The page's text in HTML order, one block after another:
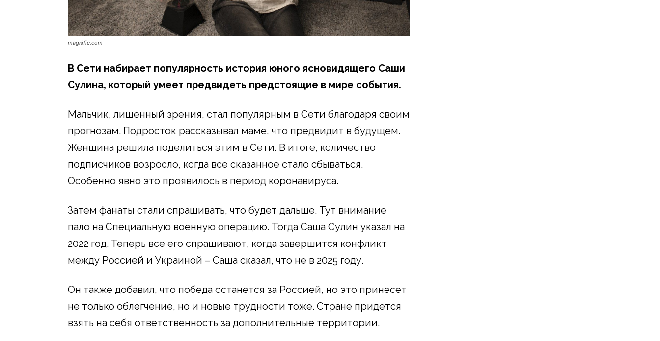
magnific.com
В Сети набирает популярность история юного ясновидящего Саши
Сулина, который умеет предвидеть предстоящие в мире события.
Мальчик, лишенный зрения, стал популярным в Сети благодаря своим
прогнозам. Подросток рассказывал маме, что предвидит в будущем.
Женщина решила поделиться этим в Сети. В итоге, количество
подписчиков возросло, когда все сказанное стало сбываться.
Особенно явно это проявилось в период коронавируса.
Затем фанаты стали спрашивать, что будет дальше. Тут внимание
пало на Специальную военную операцию. Тогда Саша Сулин указал на
2022 год. Теперь все его спрашивают, когда завершится конфликт
между Россией и Украиной – Саша сказал, что не в 2025 году.
Он также добавил, что победа останется за Россией, но это принесет
не только облегчение, но и новые трудности тоже. Стране придется
взять на себя ответственность за дополнительные территории.